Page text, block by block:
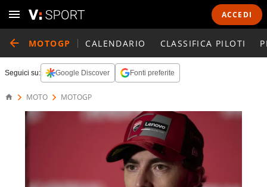
ACCEDI
MOTOGP CALENDARIO CLASSIFICA PILOTI
Seguici su: Google Discover Fonti preferite
MOTO MOTOGP